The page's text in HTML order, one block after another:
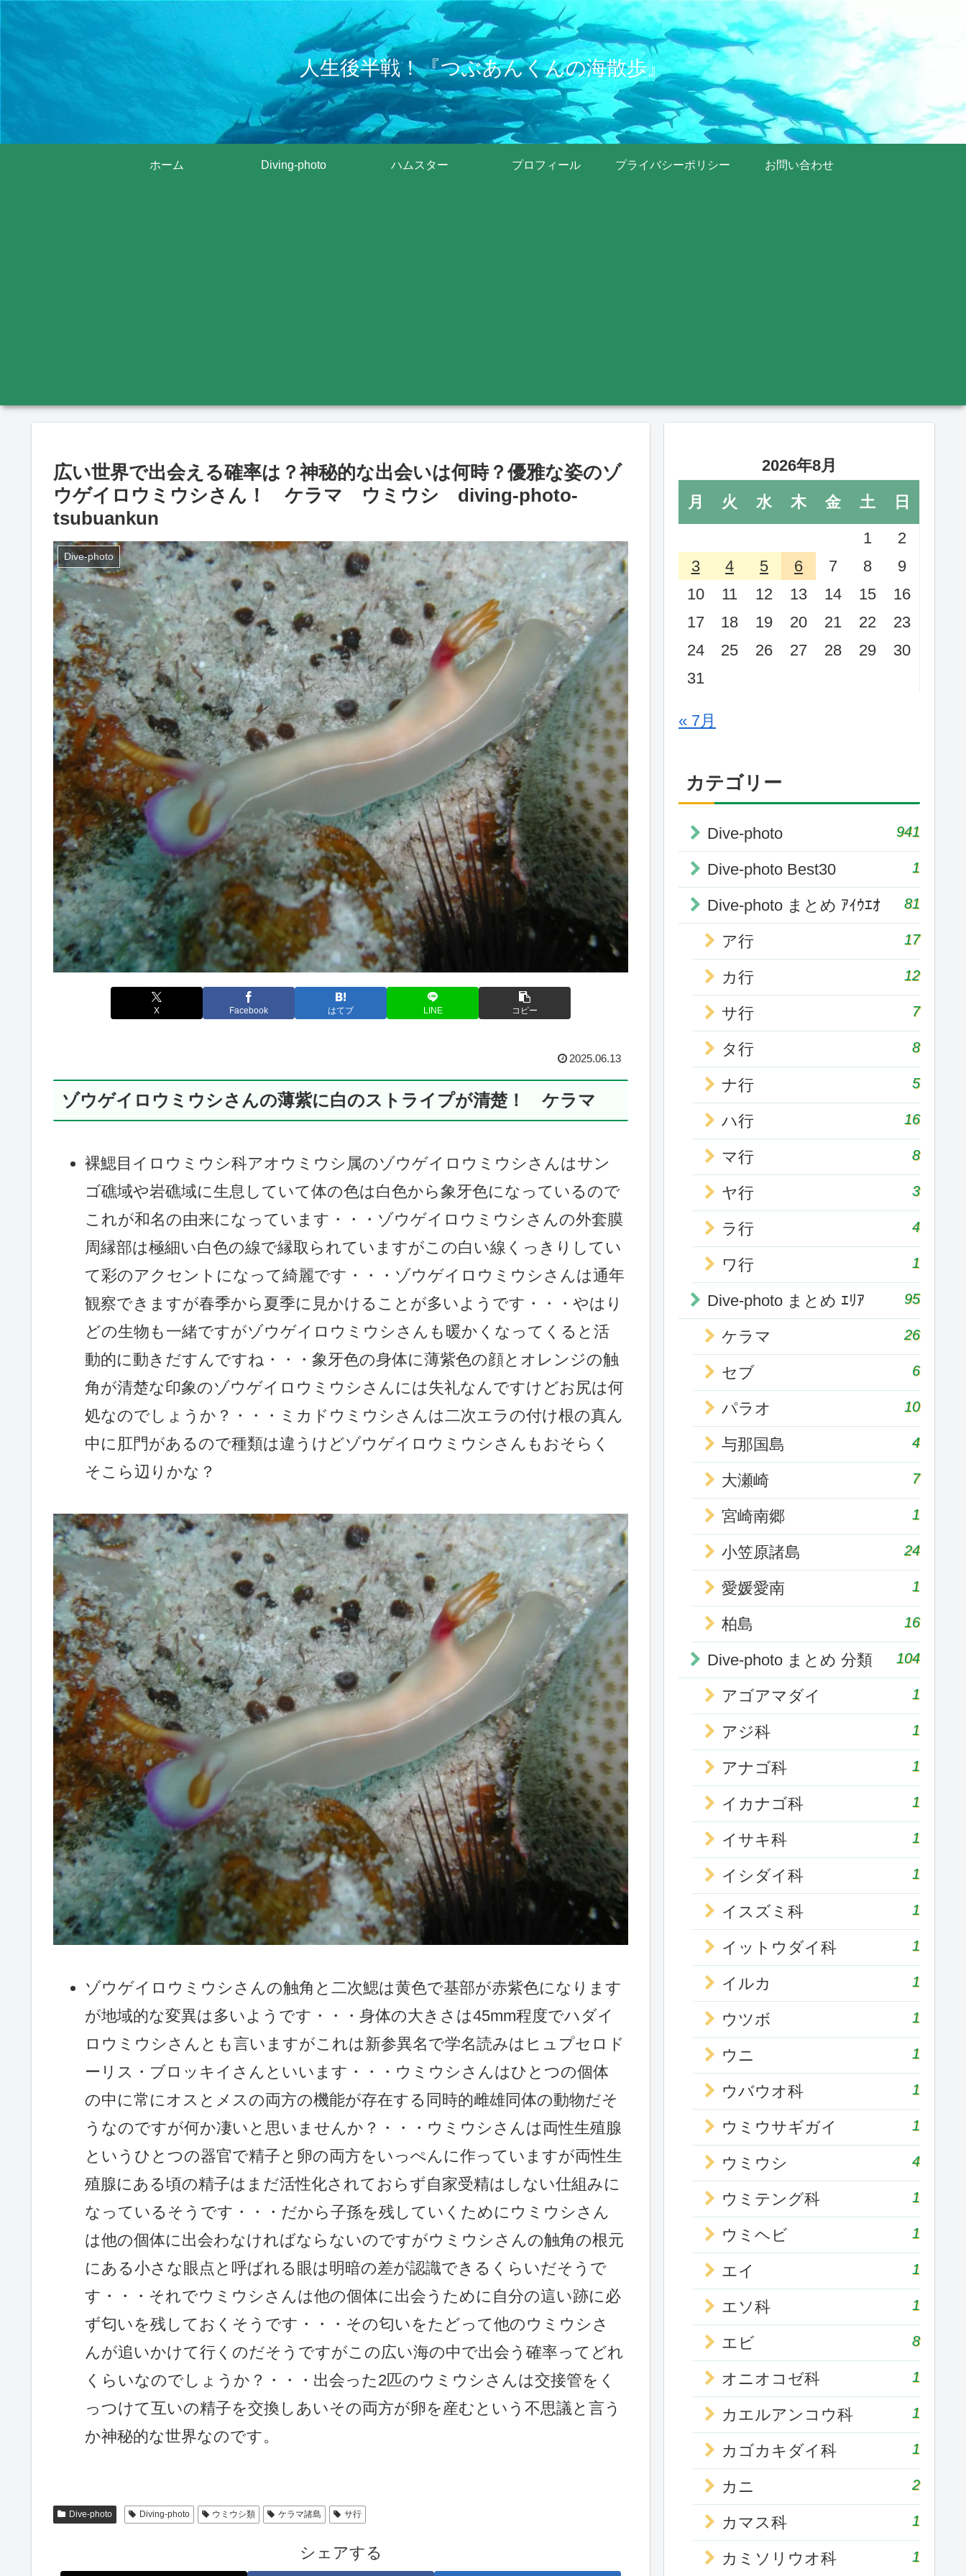
人生後半戦！『つぶあんくんの海散歩』
ホーム Diving-photo ハムスター プロフィール プライバシーポリシー お問い合わせ
広い世界で出会える確率は？神秘的な出会いは何時？優雅な姿のゾ
ウゲイロウミウシさん！ ケラマ ウミウシ diving-photo‐
tsubuankun
Dive-photo
X Facebook はてブ LINE コピー
2025.06.13
ゾウゲイロウミウシさんの薄紫に白のストライプが清楚！ ケラマ
裸鰓目イロウミウシ科アオウミウシ属のゾウゲイロウミウシさんはサン
ゴ礁域や岩礁域に生息していて体の色は白色から象牙色になっているので
これが和名の由来になっています・・・ゾウゲイロウミウシさんの外套膜
周縁部は極細い白色の線で縁取られていますがこの白い線くっきりしてい
て彩のアクセントになって綺麗です・・・ゾウゲイロウミウシさんは通年
観察できますが春季から夏季に見かけることが多いようです・・・やはり
どの生物も一緒ですがゾウゲイロウミウシさんも暖かくなってくると活
動的に動きだすんですね・・・象牙色の身体に薄紫色の顔とオレンジの触
角が清楚な印象のゾウゲイロウミウシさんには失礼なんですけどお尻は何
処なのでしょうか？・・・ミカドウミウシさんは二次エラの付け根の真ん
中に肛門があるので種類は違うけどゾウゲイロウミウシさんもおそらく
そこら辺りかな？
ゾウゲイロウミウシさんの触角と二次鰓は黄色で基部が赤紫色になります
が地域的な変異は多いようです・・・身体の大きさは45mm程度でハダイ
ロウミウシさんとも言いますがこれは新参異名で学名読みはヒュプセロド
ーリス・ブロッキイさんといいます・・・ウミウシさんはひとつの個体
の中に常にオスとメスの両方の機能が存在する同時的雌雄同体の動物だそ
うなのですが何か凄いと思いませんか？・・・ウミウシさんは両性生殖腺
というひとつの器官で精子と卵の両方をいっぺんに作っていますが両性生
殖腺にある頃の精子はまだ活性化されておらず自家受精はしない仕組みに
なっているそうです・・・だから子孫を残していくためにウミウシさん
は他の個体に出会わなければならないのですがウミウシさんの触角の根元
にある小さな眼点と呼ばれる眼は明暗の差が認識できるくらいだそうで
す・・・それでウミウシさんは他の個体に出会うために自分の這い跡に必
ず匂いを残しておくそうです・・・その匂いをたどって他のウミウシさ
んが追いかけて行くのだそうですがこの広い海の中で出会う確率ってどれ
くらいなのでしょうか？・・・出会った2匹のウミウシさんは交接管をく
っつけて互いの精子を交換しあいその両方が卵を産むという不思議と言う
か神秘的な世界なのです。
Dive-photo Diving-photo ウミウシ類 ケラマ諸島 サ行
シェアする
2026年8月
月 火 水 木 金 土
日
1
2
3
4 5 6 7 8
9
10
11 12 13 14 15
16
17
18 19 20 21 22
23
24
25 26 27 28 29
30
31
« 7月
カテゴリー
Dive-photo 941
Dive-photo Best30 1
Dive-photo まとめ ｱｲｳｴｵ 81
ア行 17
カ行 12
サ行 7
タ行 8
ナ行 5
ハ行 16
マ行 8
ヤ行 3
ラ行 4
ワ行 1
Dive-photo まとめ ｴﾘｱ 95
ケラマ 26
セブ 6
パラオ 10
与那国島 4
大瀬崎 7
宮崎南郷 1
小笠原諸島 24
愛媛愛南 1
柏島 16
Dive-photo まとめ 分類 104
アゴアマダイ 1
アジ科 1
アナゴ科 1
イカナゴ科 1
イサキ科 1
イシダイ科 1
イスズミ科 1
イットウダイ科 1
イルカ 1
ウツボ 1
ウニ 1
ウバウオ科 1
ウミウサギガイ 1
ウミウシ 4
ウミテング科 1
ウミヘビ 1
エイ 1
エソ科 1
エビ 8
オニオコゼ科 1
カエルアンコウ科 1
カゴカキダイ科 1
カニ 2
カマス科 1
カミソリウオ科 1